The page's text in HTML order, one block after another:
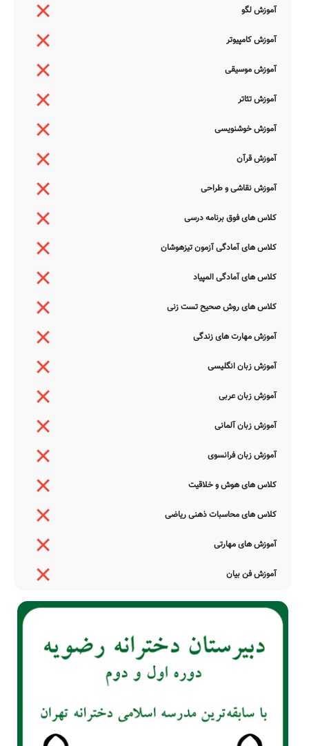
آموزش لگو
آموزش کامپیوتر
آموزش موسیقی
آموزش تئاتر
آموزش خوشنویسی
آموزش قرآن
آموزش نقاشی و طراحی
کلاس های فوق برنامه درسی
کلاس های آمادگی آزمون تیزهوشان
کلاس های آمادگی المپیاد
کلاس های روش صحیح تست زنی
آموزش مهارت های زندگی
آموزش زبان انگلیسی
آموزش زبان عربی
آموزش زبان آلمانی
آموزش زبان فرانسوی
کلاس های هوش و خلاقیت
کلاس های محاسبات ذهنی ریاضی
آموزش های مهارتی
آموزش فن بیان